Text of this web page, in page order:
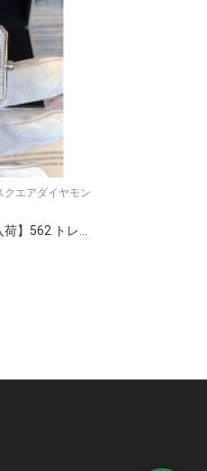
クエアダイヤモン
Chanel シャネル【新作入荷】562 トレンドデザイン✨ 6枚組セット🎁 高品質素材で快適◎ 今すぐチェック💖 写真満載📸